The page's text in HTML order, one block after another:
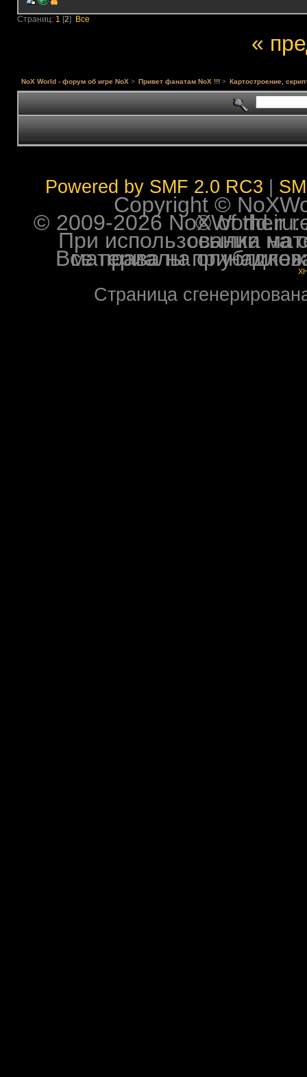
Страниц: 1 [2] Все
«
NoX World - форум об игре NoX > Привет фанатам NoX !!! > Картостроение,
Powered by SMF 2.0 RC3
Copyright ©
© 2009-2026 NoXWorld.ru. All
При использовании
Все права на опубликованные на форуме
Страница